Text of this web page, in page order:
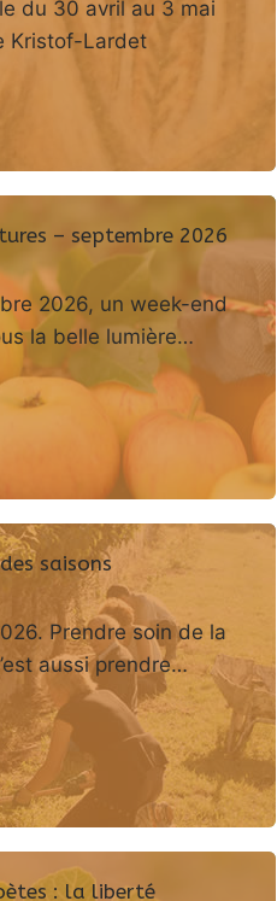
du 30 avril au 3 mai
Kristof-Lardet
– septembre 2026
2026, un week-end
la belle lumière…
saisons
Prendre soin de la
aussi prendre…
: la liberté